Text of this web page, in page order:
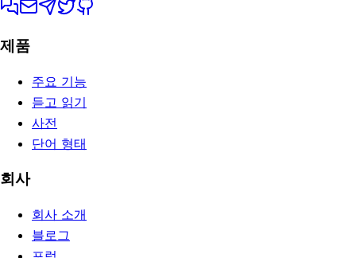
제품
주요 기능
듣고 읽기
사전
단어 형태
회사
회사 소개
블로그